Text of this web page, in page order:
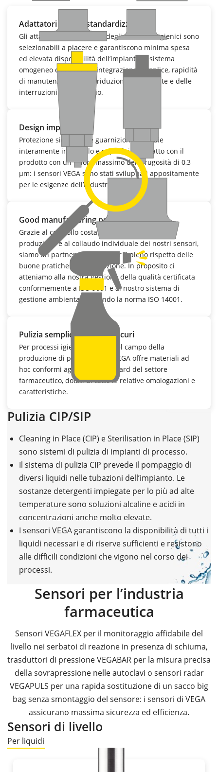
Adattatori igienici standardizzati
Gli attacchi standardizzati degli adattatori igienici sono
selezionabili a piacere e garantiscono minima spesa
ed elevata disponibilità dell’impianto. Il sistema
omogeneo consente un’integrazione semplice, rapidità
di manutenzione e una riduzione delle scorte e delle
interruzioni dell’esercizio.
Design impeccabile
Protezione sicura delle guarnizioni, custodie
interamente in metallo e superfici a contatto con il
prodotto con un valore massimo della rugosità di 0,3
µm: i sensori VEGA sono stati sviluppati appositamente
per le esigenze dell’industria farmaceutica.
Good manufacturing practice
Grazie al controllo costante di tutti i processi di
produzione e al collaudo individuale dei nostri sensori,
siamo un partner affidabile per il pieno rispetto delle
buone pratiche di fabbricazione. In proposito ci
atteniamo alla nostra gestione della qualità certificata
conformemente a ISO 9001 e al nostro sistema di
gestione ambientale secondo la norma ISO 14001.
Pulizia semplice, processi sicuri
Per processi igienici e sterili nel campo della
produzione di principi attivi, VEGA offre materiali ad
hoc conformi agli elevati standard del settore
farmaceutico, dotati di tutte le relative omologazioni e
caratteristiche.
Pulizia CIP/SIP
Cleaning in Place (CIP) e Sterilisation in Place (SIP)
sono sistemi di pulizia di impianti di processo.
Il sistema di pulizia CIP prevede il pompaggio di
diversi liquidi nelle tubazioni dell’impianto. Le
sostanze detergenti impiegate per lo più ad alte
temperature sono soluzioni alcaline e acidi in
concentrazioni anche molto elevate.
I sensori VEGA garantiscono la disponibilità di tutti i
liquidi necessari e di riserve sufficienti e resistono
alle difficili condizioni che vigono nel corso dei
processi.
Sensori per l’industria
farmaceutica
Sensori VEGAFLEX per il monitoraggio affidabile del
livello nei serbatoi di reazione in presenza di schiuma,
trasduttori di pressione VEGABAR per la misura precisa
della sovrapressione nelle autoclavi o sensori radar
VEGAPULS per una rapida sostituzione di un sacco big
bag senza smontaggio del sensore: i sensori di VEGA
assicurano massima sicurezza ed efficienza.
Sensori di livello
Per liquidi